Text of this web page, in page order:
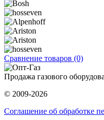
Сравнение товаров (0)
Продажа газового
© 2009-2026
Соглашение об обработке